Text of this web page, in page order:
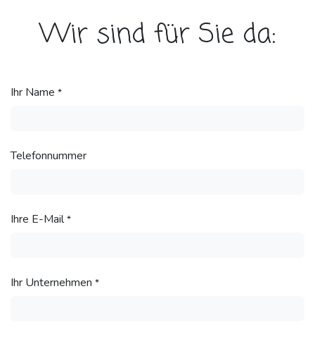
Wir sind für Sie da:
Ihr Name *
Telefonnummer
Ihre E-Mail*
Ihr Unternehmen *